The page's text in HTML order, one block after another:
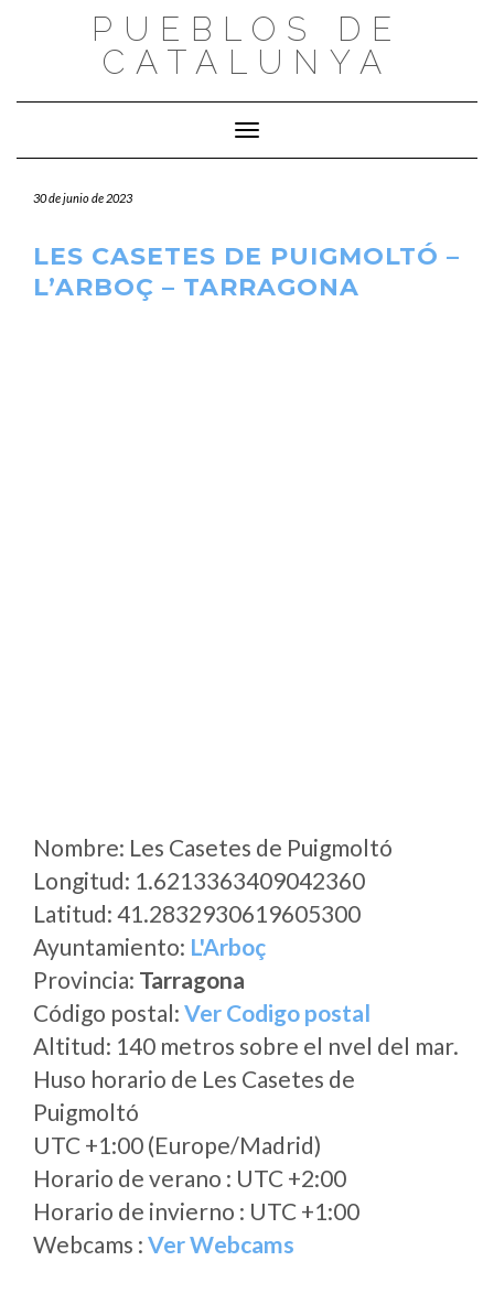
PUEBLOS DE
CATALUNYA
Cambiar modo de navegación
30 de junio de 2023
LES CASETES DE PUIGMOLTÓ –
L’ARBOÇ – TARRAGONA
Nombre: Les Casetes de Puigmoltó
Longitud: 1.6213363409042360
Latitud: 41.2832930619605300
Ayuntamiento: L'Arboç
Provincia: Tarragona
Código postal: Ver Codigo postal
Altitud: 140 metros sobre el nvel del mar.
Huso horario de Les Casetes de
Puigmoltó
UTC +1:00 (Europe/Madrid)
Horario de verano : UTC +2:00
Horario de invierno : UTC +1:00
Webcams : Ver Webcams